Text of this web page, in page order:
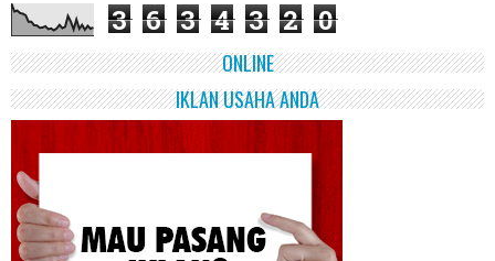
3 6 3 4 3 2 0
ONLINE
IKLAN USAHA ANDA